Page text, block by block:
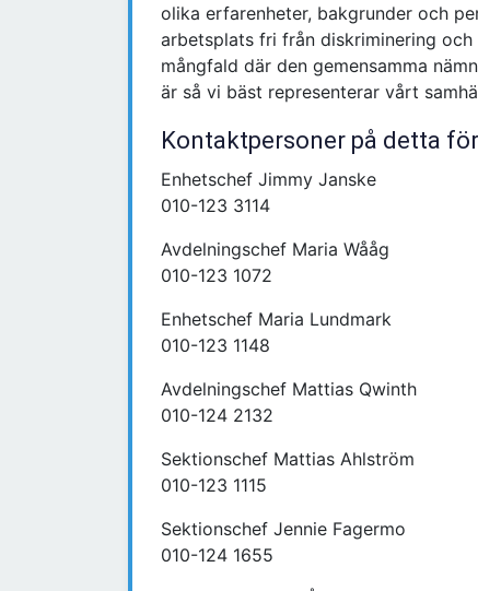
olika erfarenheter, bakgrunder och
arbetsplats fri från diskriminering
mångfald där den gemensamma
är så vi bäst representerar vårt
Kontaktpersoner på detta
Enhetschef Jimmy Janske
010-123 3114
Avdelningschef Maria Wååg
010-123 1072
Enhetschef Maria Lundmark
010-123 1148
Avdelningschef Mattias Qwinth
010-124 2132
Sektionschef Mattias Ahlström
010-123 1115
Sektionschef Jennie Fagermo
010-124 1655